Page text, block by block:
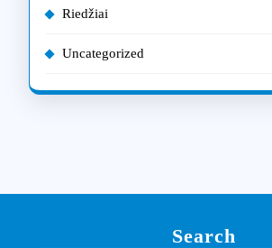
Riedžiai
Uncategorized
Search